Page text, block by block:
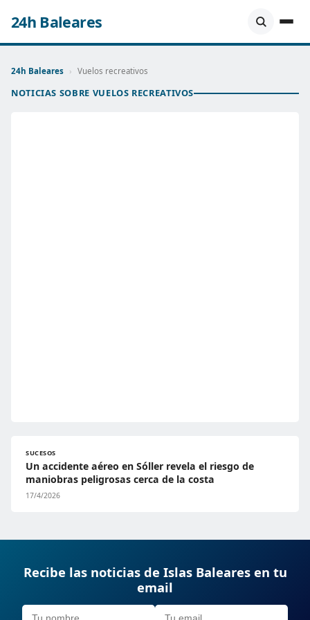
24h Baleares
24h Baleares › Vuelos recreativos
NOTICIAS SOBRE VUELOS RECREATIVOS
SUCESOS
Un accidente aéreo en Sóller revela el riesgo de
maniobras peligrosas cerca de la costa
17/4/2026
Recibe las noticias de Islas Baleares en tu
email